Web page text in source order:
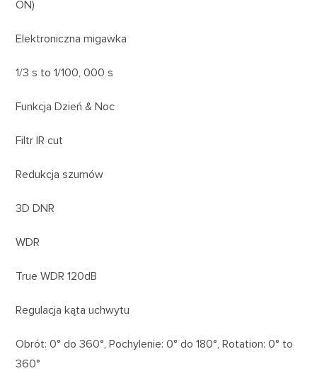
ON)
Elektroniczna migawka
1/3 s to 1/100, 000 s
Funkcja Dzień & Noc
Filtr IR cut
Redukcja szumów
3D DNR
WDR
True WDR 120dB
Regulacja kąta uchwytu
Obrót: 0° do 360°, Pochylenie: 0° do 180°, Rotation: 0° to
360°